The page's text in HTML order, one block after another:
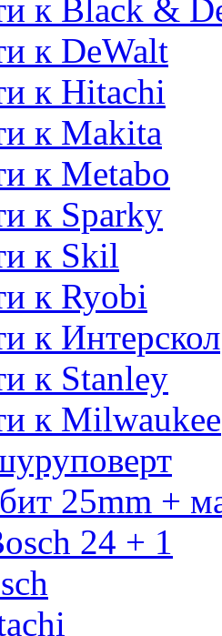
к Black &
к DeWalt
к Hitachi
к Makita
к Metabo
к Sparky
к Skil
к Ryobi
к Интерскол
к Stanley
к Milwaukee
25mm +
24 + 1